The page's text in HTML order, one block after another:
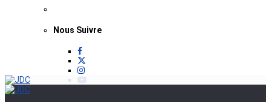
Nous Suivre